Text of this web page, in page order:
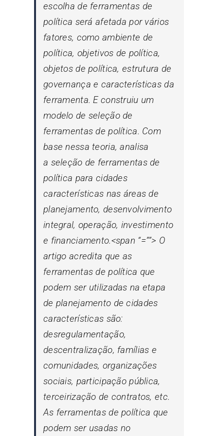
escolha de ferramentas de
política será afetada por vários
fatores, como ambiente de
política, objetivos de política,
objetos de política, estrutura de
governança e características da
ferramenta. E construiu um
modelo de seleção de
ferramentas de política. Com
base nessa teoria, analisa
a seleção de ferramentas de
política para cidades
características nas áreas de
planejamento, desenvolvimento
integral, operação, investimento
e financiamento.<span “=””> O
artigo acredita que as
ferramentas de política que
podem ser utilizadas na etapa
de planejamento de cidades
características são:
desregulamentação,
descentralização, famílias e
comunidades, organizações
sociais, participação pública,
terceirização de contratos, etc.
As ferramentas de política que
podem ser usadas no